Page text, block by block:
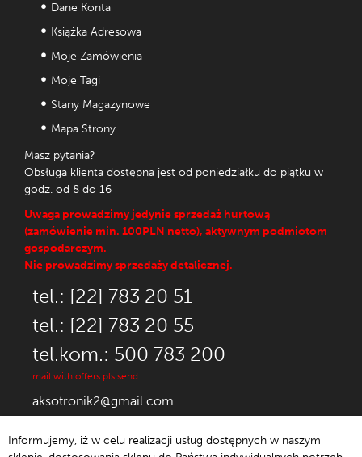
Dane Konta
Książka Adresowa
Moje Zamówienia
Moje Tagi
Stany Magazynowe
Mapa Strony
Masz pytania?
Obsługa klienta dostępna jest od poniedziałku do piątku w
godz. od 8 do 16
Uwaga prowadzimy jedynie sprzedaż hurtową
(zamówienie min. 100PLN netto), aktywnym podmiotom
gospodarczym.
Nie prowadzimy sprzedaży detalicznej.
tel.: [22] 783 20 51
tel.: [22] 783 20 55
tel.kom.: 500 783 200
mail with offers pls send:
aksotronik2@gmail.com
Informujemy, iż w celu realizacji usług dostępnych w naszym